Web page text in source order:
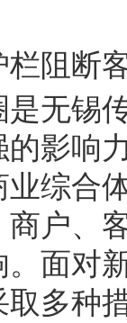
阻断客
锡传
影响
综合
户、
面对
多种